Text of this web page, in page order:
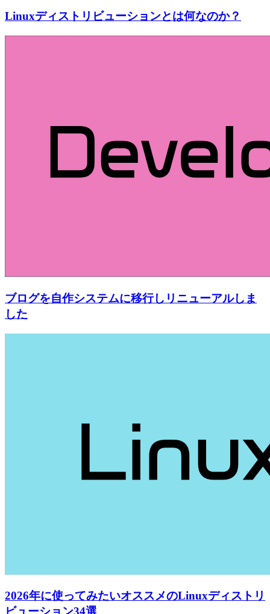
Linuxディストリビューションとは何なのか？
ブログを自作システムに移行しリニューアルしま
した
2026年に使ってみたいオススメのLinuxディストリ
ビューション34選